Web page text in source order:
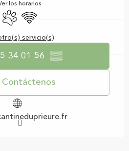
los horarios
Se aceptan animales
Wifi
servicio(s)
34 01 56 ▒▒
Contáctenos